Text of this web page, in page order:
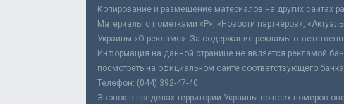
Копирование и размещение материалов на других сайтах
Материалы с пометками «Р», «Новости партнёров»,
Украины «О рекламе». За содержание рекламы
Информация на данной странице не является рекламой
посмотреть на официальном сайте соответствующего банка.
Телефон: (044) 392-47-40
Звонок в пределах территории Украины со всех номеров